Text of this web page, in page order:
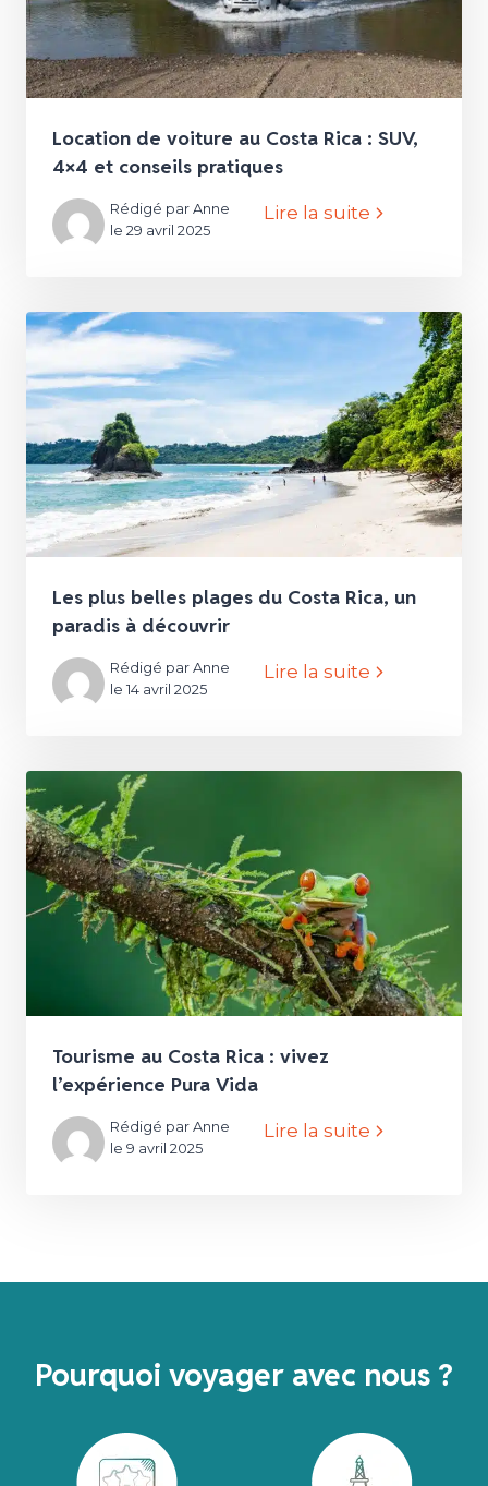
Location de voiture au Costa Rica : SUV,
4×4 et conseils pratiques
Rédigé par Anne
le 29 avril 2025
Lire la suite
Les plus belles plages du Costa Rica, un
paradis à découvrir
Rédigé par Anne
le 14 avril 2025
Lire la suite
Tourisme au Costa Rica : vivez
l’expérience Pura Vida
Rédigé par Anne
le 9 avril 2025
Lire la suite
Pourquoi voyager avec nous ?